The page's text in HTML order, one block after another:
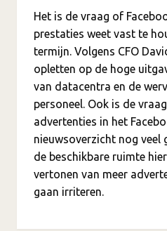
Het is de vraag of
prestaties weet vast te
termijn. Volgens CFO
opletten op de hoge
van datacentra en de
personeel. Ook is de
advertenties in het
nieuwsoverzicht nog veel
de beschikbare ruimte
vertonen van meer
gaan irriteren.